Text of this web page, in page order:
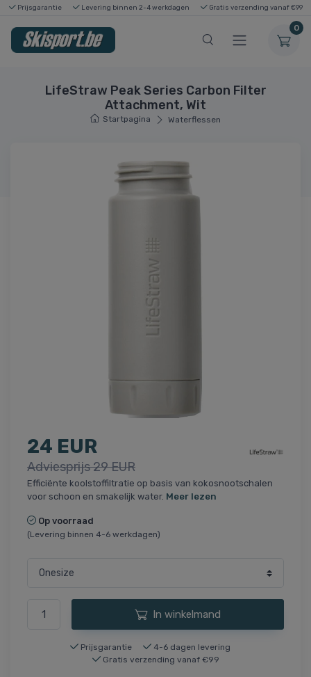
Prijsgarantie Levering binnen 2-4 werkdagen Gratis verzending vanaf €99
0
LifeStraw Peak Series Carbon Filter
Attachment, Wit
Startpagina Waterflessen
24 EUR
Adviesprijs 29 EUR
Efficiënte koolstoffiltratie op basis van kokosnootschalen
voor schoon en smakelijk water. Meer lezen
Op voorraad
(Levering binnen 4-6 werkdagen)
In winkelmand
Prijsgarantie
4-6 dagen levering
Gratis verzending vanaf €99